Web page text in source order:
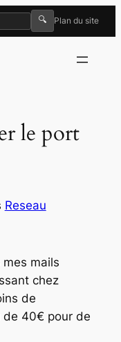
🔍 Plan du site
le port
Reseau
mes mails
chez
de
de 40€ pour de